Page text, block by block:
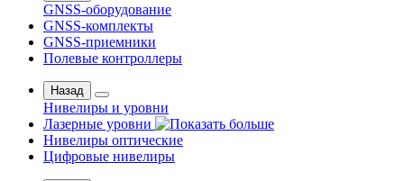
GNSS-оборудование
GNSS-комплекты
GNSS-приемники
Полевые контроллеры
Назад
Нивелиры и уровни
Лазерные уровни
Нивелиры оптические
Цифровые нивелиры